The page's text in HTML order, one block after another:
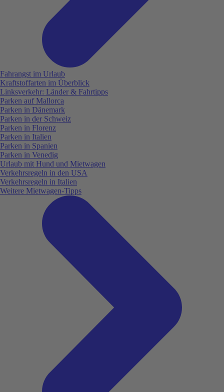
Fahrangst im Urlaub
Kraftstoffarten im Überblick
Linksverkehr: Länder & Fahrtipps
Parken auf Mallorca
Parken in Dänemark
Parken in der Schweiz
Parken in Florenz
Parken in Italien
Parken in Spanien
Parken in Venedig
Urlaub mit Hund und Mietwagen
Verkehrsregeln in den USA
Verkehrsregeln in Italien
Weitere Mietwagen-Tipps